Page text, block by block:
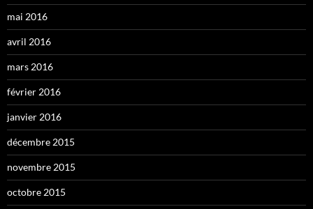
mai 2016
avril 2016
mars 2016
février 2016
janvier 2016
décembre 2015
novembre 2015
octobre 2015